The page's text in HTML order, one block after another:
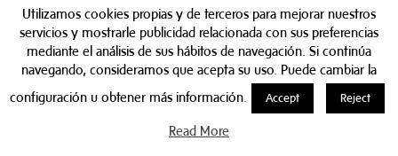
Utilizamos cookies propias y de terceros para mejorar nuestros
servicios y mostrarle publicidad relacionada con sus preferencias
mediante el análisis de sus hábitos de navegación. Si continúa
navegando, consideramos que acepta su uso. Puede cambiar la
configuración u obtener más información.
Accept Reject
Read More